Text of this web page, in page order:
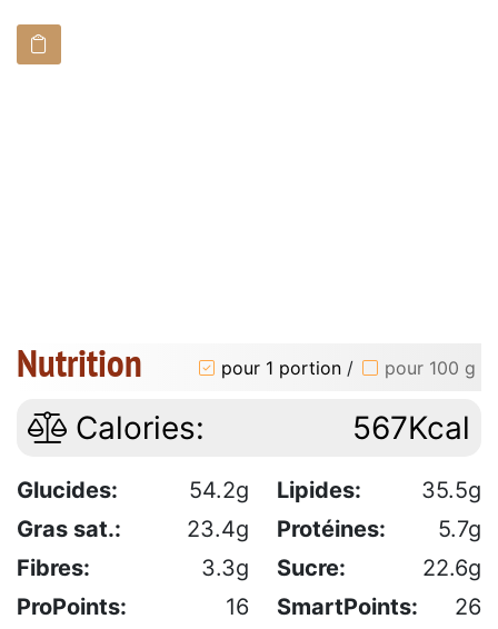
Nutrition pour 1 portion / pour 100 g
Calories: 567Kcal
Glucides: 54.2g Lipides:
35.5g
Gras sat.:
23.4g Protéines:
5.7g
Fibres:
3.3g Sucre:
22.6g
ProPoints:
16 SmartPoints: 26